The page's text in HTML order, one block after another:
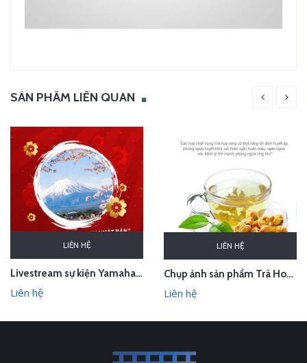
SẢN PHẨM LIÊN QUAN
LIÊN HỆ
Livestream sự kiện Yamaha - lễ bốc thăm chuyến du lịch Nhật Bản 100 triệu - Hà Nội
Liên hệ
LIÊN HỆ
Chụp ảnh sản phẩm Trà Hoa Vàng - Kim Hoa Trà tại studio Hà Nội
Liên hệ